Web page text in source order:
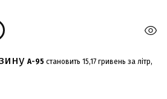
А-95 становить 15,17 гривень за літр,